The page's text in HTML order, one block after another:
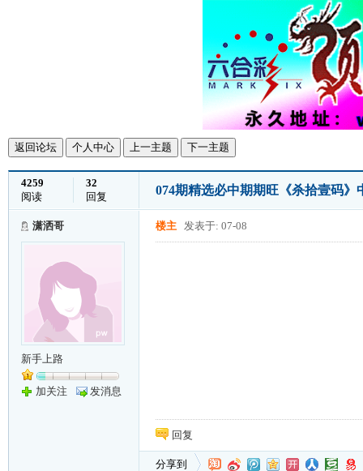
返回论坛 个人中心 上一主题 下一主题
4259
阅读
32
回复
074期精选必中期期旺《杀拾壹码
潇洒哥
新手上路
加关注 发消息
楼主 发表于: 07-08
回复
分享到